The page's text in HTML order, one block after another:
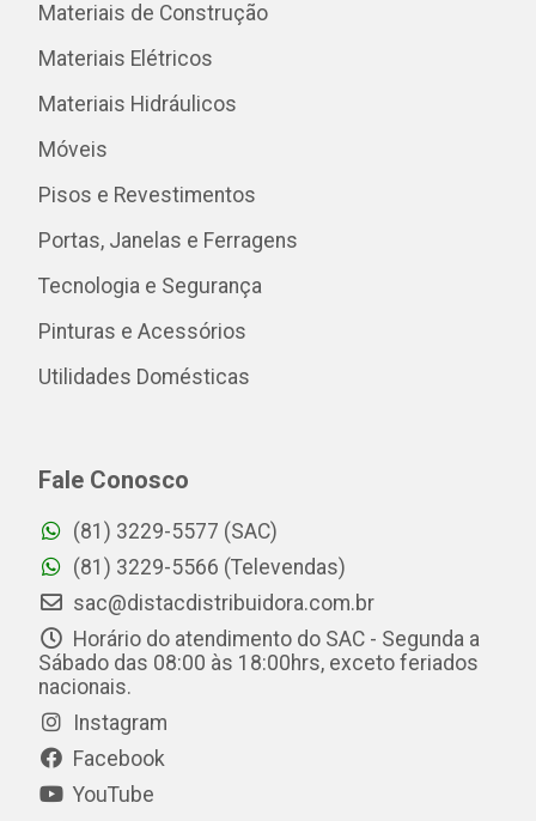
Materiais de Construção
Materiais Elétricos
Materiais Hidráulicos
Móveis
Pisos e Revestimentos
Portas, Janelas e Ferragens
Tecnologia e Segurança
Pinturas e Acessórios
Utilidades Domésticas
Fale Conosco
(81) 3229-5577 (SAC)
(81) 3229-5566 (Televendas)
sac@distacdistribuidora.com.br
Horário do atendimento do SAC - Segunda a
Sábado das 08:00 às 18:00hrs, exceto feriados
nacionais.
Instagram
Facebook
YouTube